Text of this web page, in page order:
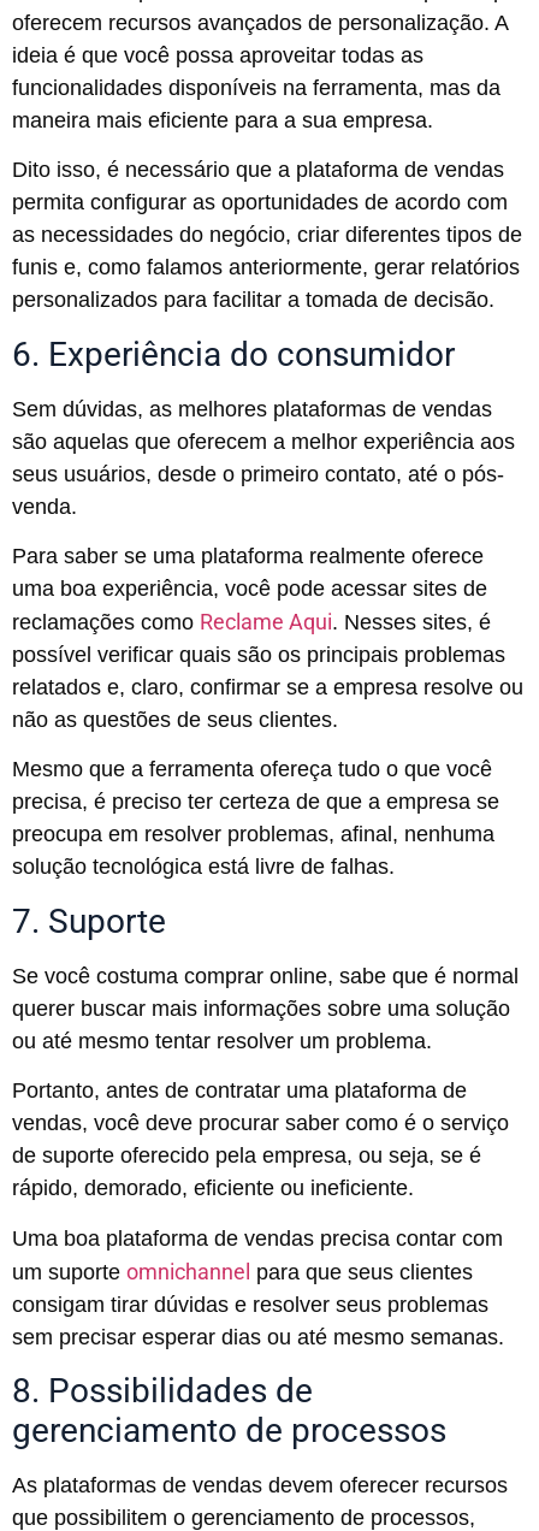
oferecem recursos avançados de personalização. A
ideia é que você possa aproveitar todas as
funcionalidades disponíveis na ferramenta, mas da
maneira mais eficiente para a sua empresa.
Dito isso, é necessário que a plataforma de vendas
permita configurar as oportunidades de acordo com
as necessidades do negócio, criar diferentes tipos de
funis e, como falamos anteriormente, gerar relatórios
personalizados para facilitar a tomada de decisão.
6. Experiência do consumidor
Sem dúvidas, as melhores plataformas de vendas
são aquelas que oferecem a melhor experiência aos
seus usuários, desde o primeiro contato, até o pós-
venda.
Para saber se uma plataforma realmente oferece
uma boa experiência, você pode acessar sites de
reclamações como Reclame Aqui. Nesses sites, é
possível verificar quais são os principais problemas
relatados e, claro, confirmar se a empresa resolve ou
não as questões de seus clientes.
Mesmo que a ferramenta ofereça tudo o que você
precisa, é preciso ter certeza de que a empresa se
preocupa em resolver problemas, afinal, nenhuma
solução tecnológica está livre de falhas.
7. Suporte
Se você costuma comprar online, sabe que é normal
querer buscar mais informações sobre uma solução
ou até mesmo tentar resolver um problema.
Portanto, antes de contratar uma plataforma de
vendas, você deve procurar saber como é o serviço
de suporte oferecido pela empresa, ou seja, se é
rápido, demorado, eficiente ou ineficiente.
Uma boa plataforma de vendas precisa contar com
um suporte omnichannel para que seus clientes
consigam tirar dúvidas e resolver seus problemas
sem precisar esperar dias ou até mesmo semanas.
8. Possibilidades de
gerenciamento de processos
As plataformas de vendas devem oferecer recursos
que possibilitem o gerenciamento de processos,